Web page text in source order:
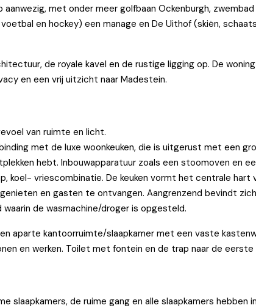
met onder meer golfbaan Ockenburgh, zwembad
en hockey) een manage en De Uithof (skiën,
de royale kavel en de rustige ligging op. De
en een vrij uitzicht naar Madestein.
van ruimte en licht.
met de luxe woonkeuken, die is uitgerust met een
hebt. Inbouwapparatuur zoals een stoomoven en
koel- vriescombinatie. De keuken vormt het centrale hart
en gasten te ontvangen. Aangrenzend bevindt
de wasmachine/droger is opgesteld.
aparte kantoorruimte/slaapkamer met een vaste
en werken. Toilet met fontein en de trap naar de eerste
slaapkamers, de ruime gang en alle slaapkamers hebben